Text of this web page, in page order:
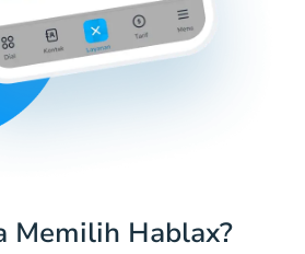
Memilih Hablax?